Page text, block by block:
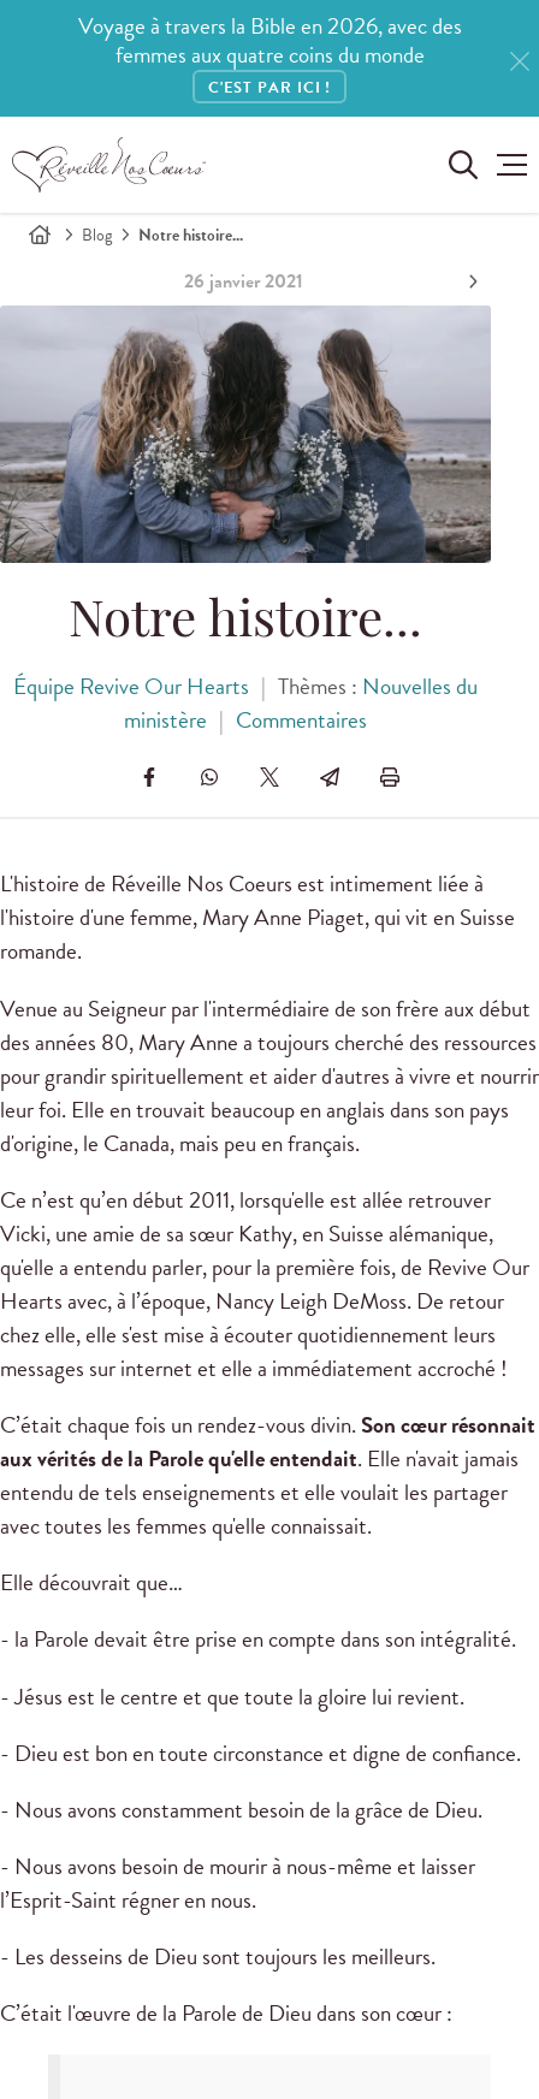
Voyage à travers la Bible en 2026, avec des
femmes aux quatre coins du monde
C'EST PAR ICI !
Blog Notre histoire...
26 janvier 2021
Notre histoire...
Équipe Revive Our Hearts | Thèmes : Nouvelles du
ministère | Commentaires
L'histoire de Réveille Nos Coeurs est intimement liée à
l'histoire d'une femme, Mary Anne Piaget, qui vit en Suisse
romande.
Venue au Seigneur par l'intermédiaire de son frère aux début
des années 80, Mary Anne a toujours cherché des ressources
pour grandir spirituellement et aider d'autres à vivre et nourrir
leur foi. Elle en trouvait beaucoup en anglais dans son pays
d'origine, le Canada, mais peu en français.
Ce n’est qu’en début 2011, lorsqu'elle est allée retrouver
Vicki, une amie de sa sœur Kathy, en Suisse alémanique,
qu'elle a entendu parler, pour la première fois, de Revive Our
Hearts avec, à l’époque, Nancy Leigh DeMoss. De retour
chez elle, elle s'est mise à écouter quotidiennement leurs
messages sur internet et elle a immédiatement accroché !
C’était chaque fois un rendez-vous divin. Son cœur résonnait
aux vérités de la Parole qu'elle entendait. Elle n'avait jamais
entendu de tels enseignements et elle voulait les partager
avec toutes les femmes qu'elle connaissait.
Elle découvrait que…
- la Parole devait être prise en compte dans son intégralité.
- Jésus est le centre et que toute la gloire lui revient.
- Dieu est bon en toute circonstance et digne de confiance.
- Nous avons constamment besoin de la grâce de Dieu.
- Nous avons besoin de mourir à nous-même et laisser
l’Esprit-Saint régner en nous.
- Les desseins de Dieu sont toujours les meilleurs.
C’était l'œuvre de la Parole de Dieu dans son cœur :